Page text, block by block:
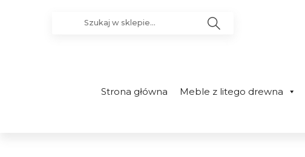
Strona główna Meble z litego drewna